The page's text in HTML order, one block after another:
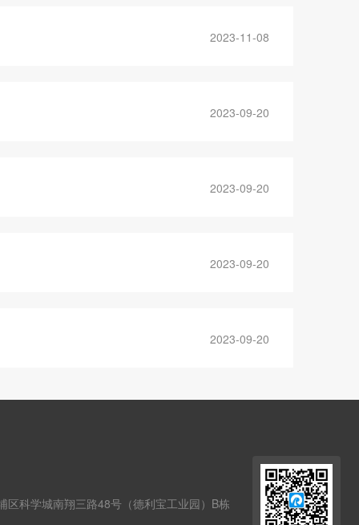
2023-11-08
2023-09-20
2023-09-20
2023-09-20
2023-09-20
区科学城南翔三路48号（德利宝工业园）B栋